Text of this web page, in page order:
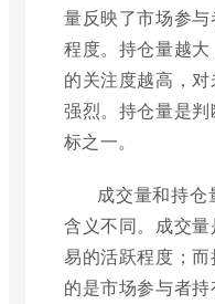
量反映了市场参
程度。持仓量越
的关注度越高，
强烈。持仓量是
标之一。
成交量和持
含义不同。成交
易的活跃程度；
的是市场参与者